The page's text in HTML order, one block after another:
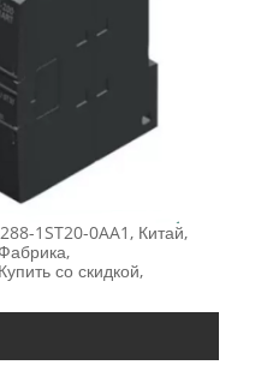
1ST20-0AA1, Китай,
со скидкой,